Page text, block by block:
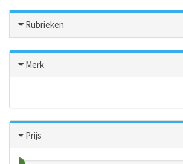
Rubrieken
Merk
Prijs